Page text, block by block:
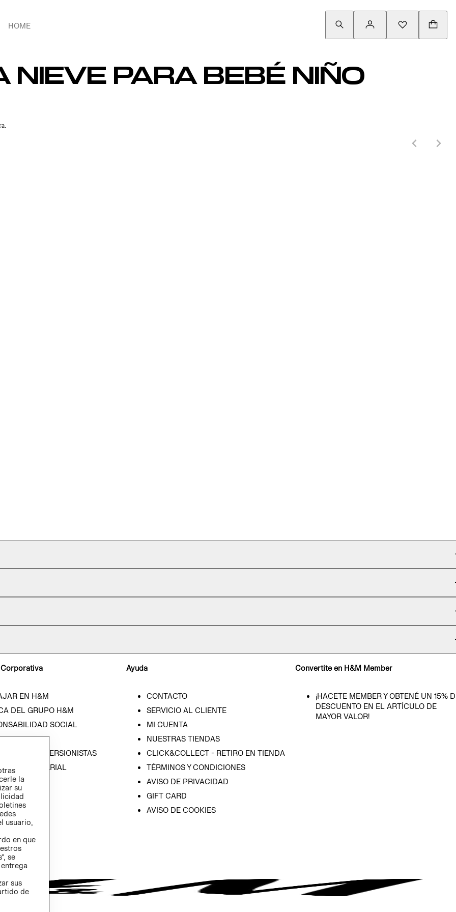
HOME
NIEVE PARA BEBÉ NIÑO
EN H&M
DEL GRUPO H&M
SOCIAL
CON INVERSIONISTAS
EMPRESARIAL
Ayuda
CONTACTO
SERVICIO AL CLIENTE
MI CUENTA
NUESTRAS TIENDAS
CLICK&COLLECT - RETIRO EN TIENDA
TÉRMINOS Y CONDICIONES
AVISO DE PRIVACIDAD
GIFT CARD
AVISO DE COOKIES
Convertite en H&M Member
¡HACETE MEMBER Y OBTENÉ UN 15%
DESCUENTO EN EL ARTÍCULO DE
MAYOR VALOR!
la
su
usuario,
en que
se
sus
de